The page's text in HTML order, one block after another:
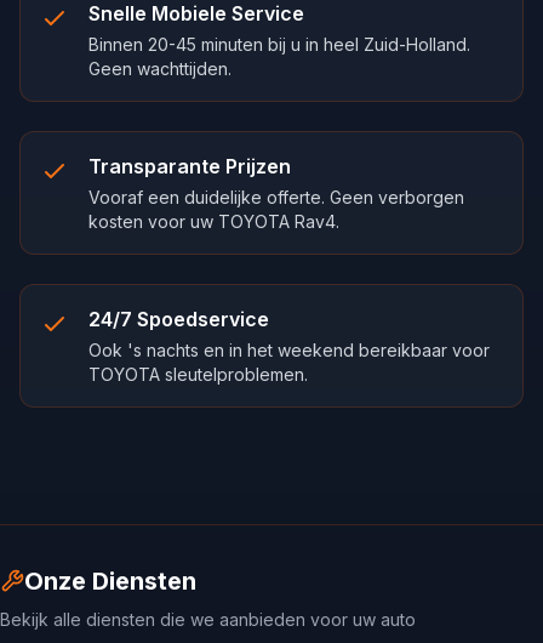
Snelle Mobiele Service
Binnen 20-45 minuten bij u in heel Zuid-Holland.
Geen wachttijden.
Transparante Prijzen
Vooraf een duidelijke offerte. Geen verborgen
kosten voor uw TOYOTA Rav4.
24/7 Spoedservice
Ook 's nachts en in het weekend bereikbaar voor
TOYOTA sleutelproblemen.
Onze Diensten
Bekijk alle diensten die we aanbieden voor uw auto